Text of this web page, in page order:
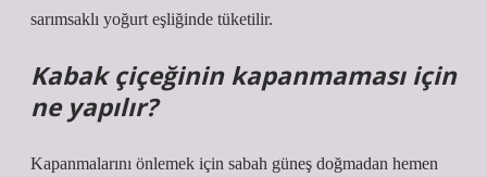
sarımsaklı yoğurt eşliğinde tüketilir.
Kabak çiçeğinin kapanmaması için
ne yapılır?
Kapanmalarını önlemek için sabah güneş doğmadan hemen